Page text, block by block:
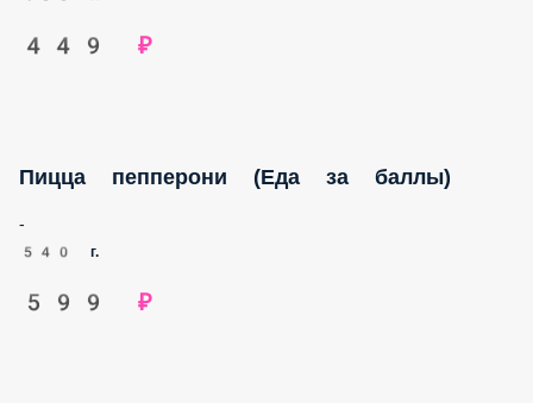
449 ₽
Пицца пепперони (Еда за баллы)
-
540 г.
599 ₽